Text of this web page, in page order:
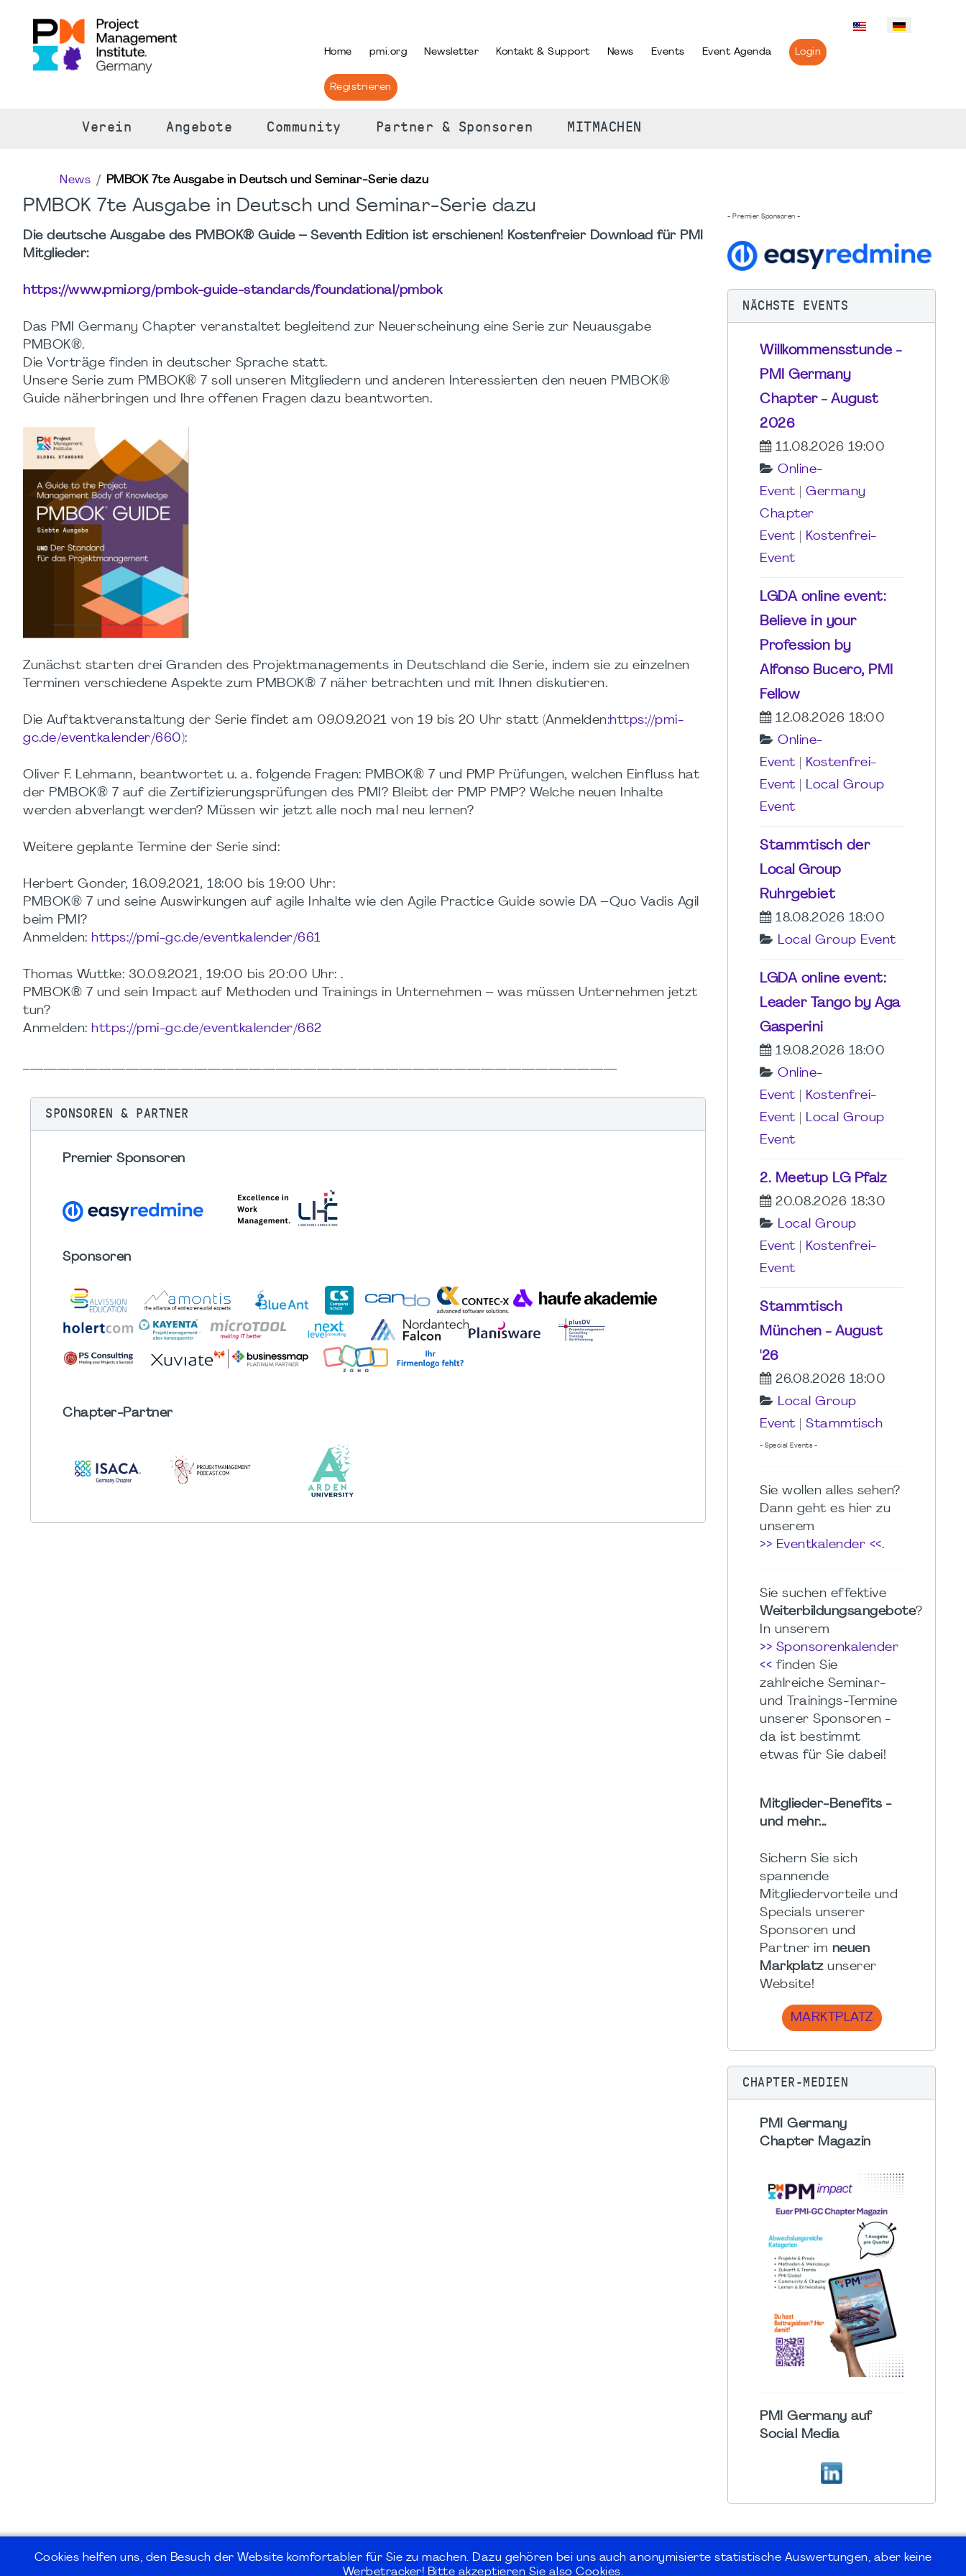
Home pmi.org Newsletter Kontakt & Support News Events Event Agenda Login
Registrieren
Verein Angebote Community Partner & Sponsoren MITMACHEN
News PMBOK 7te Ausgabe in Deutsch und Seminar-Serie dazu
PMBOK 7te Ausgabe in Deutsch und Seminar-Serie dazu
Die deutsche Ausgabe des PMBOK® Guide – Seventh Edition ist erschienen! Kostenfreier Download für PMI
Mitglieder:
https://www.pmi.org/pmbok-guide-standards/foundational/pmbok
Das PMI Germany Chapter veranstaltet begleitend zur Neuerscheinung eine Serie zur Neuausgabe
PMBOK®.
Die Vorträge finden in deutscher Sprache statt.
Unsere Serie zum PMBOK® 7 soll unseren Mitgliedern und anderen Interessierten den neuen PMBOK®
Guide näherbringen und Ihre offenen Fragen dazu beantworten.
Zunächst starten drei Granden des Projektmanagements in Deutschland die Serie, indem sie zu einzelnen
Terminen verschiedene Aspekte zum PMBOK® 7 näher betrachten und mit Ihnen diskutieren.
Die Auftaktveranstaltung der Serie findet am 09.09.2021 von 19 bis 20 Uhr statt (Anmelden:https://pmi-
gc.de/eventkalender/660):
Oliver F. Lehmann, beantwortet u. a. folgende Fragen: PMBOK® 7 und PMP Prüfungen, welchen Einfluss hat
der PMBOK® 7 auf die Zertifizierungsprüfungen des PMI? Bleibt der PMP PMP? Welche neuen Inhalte
werden abverlangt werden? Müssen wir jetzt alle noch mal neu lernen?
Weitere geplante Termine der Serie sind:
Herbert Gonder, 16.09.2021, 18:00 bis 19:00 Uhr:
PMBOK® 7 und seine Auswirkungen auf agile Inhalte wie den Agile Practice Guide sowie DA –Quo Vadis Agil
beim PMI?
Anmelden: https://pmi-gc.de/eventkalender/661
Thomas Wuttke: 30.09.2021, 19:00 bis 20:00 Uhr: .
PMBOK® 7 und sein Impact auf Methoden und Trainings in Unternehmen – was müssen Unternehmen jetzt
tun?
Anmelden: https://pmi-gc.de/eventkalender/662
SPONSOREN & PARTNER
Premier Sponsoren
Sponsoren
Chapter-Partner
- Premier Sponsoren -
NÄCHSTE EVENTS
Willkommensstunde -
PMI Germany
Chapter - August
2026
11.08.2026 19:00
Online-
Event
Germany
Chapter
Event
Kostenfrei-
Event
LGDA online event:
Believe in your
Profession by
Alfonso Bucero, PMI
Fellow
12.08.2026 18:00
Online-
Event
Kostenfrei-
Event
Local Group
Event
Stammtisch der
Local Group
Ruhrgebiet
18.08.2026 18:00
Local Group Event
LGDA online event:
Leader Tango by Aga
Gasperini
19.08.2026 18:00
Online-
Event
Kostenfrei-
Event
Local Group
Event
2. Meetup LG Pfalz
20.08.2026 18:30
Local Group
Event
Kostenfrei-
Event
Stammtisch
München - August
'26
26.08.2026 18:00
Local Group
Event
Stammtisch
- Special Events -
Sie wollen alles sehen?
Dann geht es hier zu
unserem
>> Eventkalender <<.
Sie suchen effektive
Weiterbildungsangebote?
In unserem
>> Sponsorenkalender
<< finden Sie
zahlreiche Seminar-
und Trainings-Termine
unserer Sponsoren -
da ist bestimmt
etwas für Sie dabei!
Mitglieder-Benefits -
und mehr...
Sichern Sie sich
spannende
Mitgliedervorteile und
Specials unserer
Sponsoren und
Partner im neuen
Markplatzunserer
Website!
MARKTPLATZ
CHAPTER-MEDIEN
PMI Germany
Chapter Magazin
PMI Germany auf
Social Media
Cookies helfen uns, den Besuch der Website komfortabler für Sie zu machen. Dazu gehören bei uns auch anonymisierte statistische Auswertungen, aber keine
Werbetracker! Bitte akzeptieren Sie also Cookies.